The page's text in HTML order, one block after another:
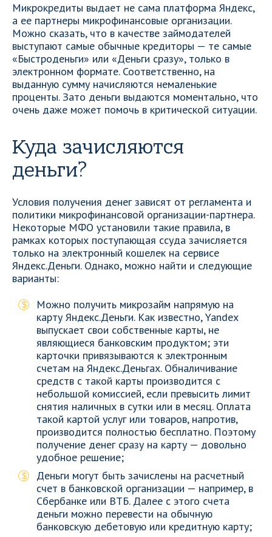
Микрокредиты выдает не сама платформа Яндекс,
а ее партнеры микрофинансовые организации.
Можно сказать, что в качестве займодателей
выступают самые обычные кредиторы — те самые
«Быстроденьги» или «Деньги сразу», только в
электронном формате. Соответственно, на
выданную сумму начисляются немаленькие
проценты. Зато деньги выдаются моментально, что
очень даже может помочь в критической ситуации.
Куда зачисляются
деньги?
Условия получения денег зависят от регламента и
политики микрофинансовой организации-партнера.
Некоторые МФО установили такие правила, в
рамках которых поступающая ссуда зачисляется
только на электронный кошелек на сервисе
Яндекс.Деньги. Однако, можно найти и следующие
варианты:
Можно получить микрозайм напрямую на
карту Яндекс.Деньги. Как известно, Yandex
выпускает свои собственные карты, не
являющиеся банковским продуктом; эти
карточки привязываются к электронным
счетам на Яндекс.Деньгах. Обналичивание
средств с такой карты производится с
небольшой комиссией, если превысить лимит
снятия наличных в сутки или в месяц. Оплата
такой картой услуг или товаров, напротив,
производится полностью бесплатно. Поэтому
получение денег сразу на карту — довольно
удобное решение;
Деньги могут быть зачислены на расчетный
счет в банковской организации — например, в
Сбербанке или ВТБ. Далее с этого счета
деньги можно перевести на обычную
банковскую дебетовую или кредитную карту;